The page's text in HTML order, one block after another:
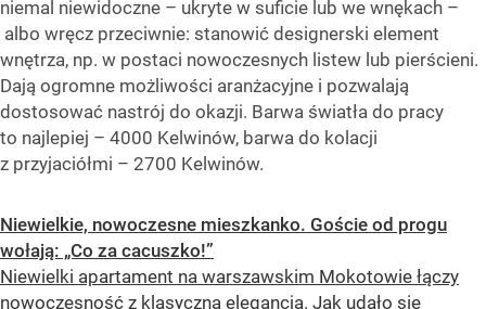
niemal niewidoczne – ukryte w suficie lub we wnękach –
albo wręcz przeciwnie: stanowić designerski element
wnętrza, np. w postaci nowoczesnych listew lub pierścieni.
Dają ogromne możliwości aranżacyjne i pozwalają
dostosować nastrój do okazji. Barwa światła do pracy
to najlepiej – 4000 Kelwinów, barwa do kolacji
z przyjaciółmi – 2700 Kelwinów.
Niewielkie, nowoczesne mieszkanko. Goście od progu
wołają: „Co za cacuszko!”
Niewielki apartament na warszawskim Mokotowie łączy
nowoczesność z klasyczną elegancją. Jak udało się